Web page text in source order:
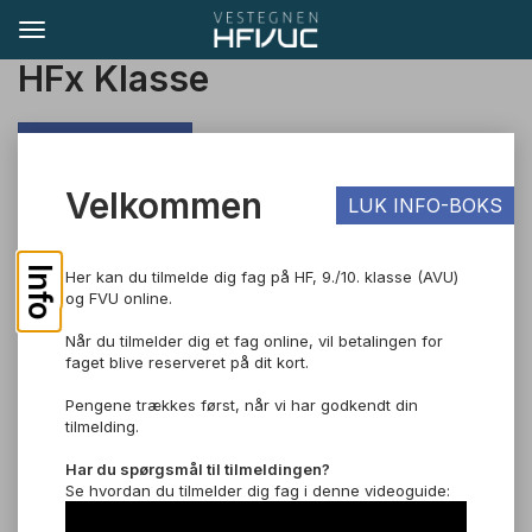
HFx Klasse
Pris: DKK 2.200,00
Cafè X, Ingen
Dansk, 0-A
Om faget
Dansk 0-A er et bredt fag hvor du undersøger sprog og
kommunikation, medier og litteratur gennem analytiske
Læs mere om faget.
Info
Velkommen
Her kan du tilmelde dig fag på HF, 9./10. klasse (AVU)
og FVU online.
Når du tilmelder dig et fag online, vil betalingen for
faget blive reserveret på dit kort.
Pengene trækkes først, når vi har godkendt din
tilmelding.
Har du spørgsmål til tilmeldingen?
Se hvordan du tilmelder dig fag i denne videoguide:
LUK INFO-BOKS